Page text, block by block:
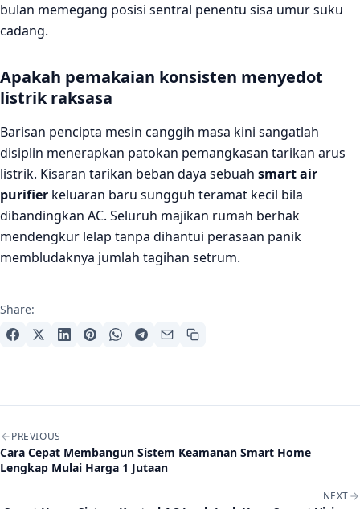
bulan memegang posisi sentral penentu sisa umur suku
cadang.
Apakah pemakaian konsisten menyedot
listrik raksasa
Barisan pencipta mesin canggih masa kini sangatlah
disiplin menerapkan patokan pemangkasan tarikan arus
listrik. Kisaran tarikan beban daya sebuah smart air
purifier keluaran baru sungguh teramat kecil bila
dibandingkan AC. Seluruh majikan rumah berhak
mendengkur lelap tanpa dihantui perasaan panik
membludaknya jumlah tagihan setrum.
Share:
Post navigation
PREVIOUS
Cara Cepat Membangun Sistem Keamanan Smart Home
Lengkap Mulai Harga 1 Jutaan
NEXT